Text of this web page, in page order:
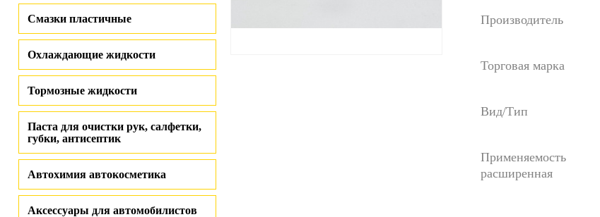
Смазки пластичные
Охлаждающие жидкости
Тормозные жидкости
Паста для очистки рук, салфетки,
губки, антисептик
Автохимия автокосметика
Аксессуары для автомобилистов
Производитель
Торговая марка
Вид/Тип
Применяемость
расширенная